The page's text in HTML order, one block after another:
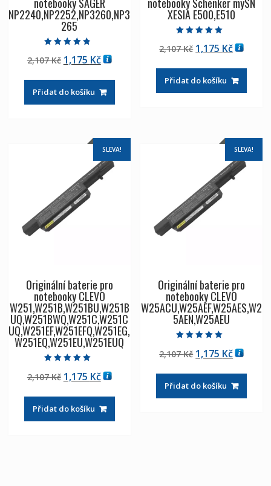
NP2240,NP2252,NP3260,NP3
265
4.50
z 5
2,107Kč Původní
byla:
2,107 Kč
1,175 KčAktuální
je:
1,175 Kč
Přidat do košíku
XESIA E500,E510
5.00
z 5
2,107Kč Původní
byla:
2,107 Kč
1,175 Kč
je:
1,175 Kč
Přidat do košíku
SLEVA!
Originální baterie pro
notebooky CLEVO
W251,W251B,W251BU,W251B
UQ,W251BWQ,W251C,W251C
UQ,W251EF,W251EFQ,W251EG,
W251EQ,W251EU,W251EUQ
5.00
z 5
2,107Kč Původní
byla:
2,107 Kč
1,175 KčAktuální
je:
1,175 Kč
Přidat do košíku
SLEVA!
Originální baterie pro
notebooky CLEVO
W25ACU,W25AEF,W25AES,W2
5AEN,W25AEU
5.00
z 5
2,107Kč Původní
byla:
2,107 Kč
1,175 Kč
je:
1,175 Kč
Přidat do košíku